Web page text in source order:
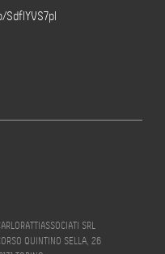
SRL
QUINTINO SELLA, 26